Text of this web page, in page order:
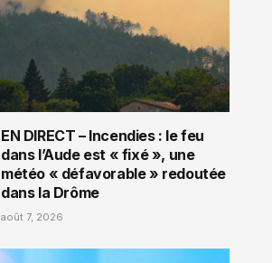
EN DIRECT – Incendies : le feu
dans l’Aude est « fixé », une
météo « défavorable » redoutée
dans la Drôme
août 7, 2026